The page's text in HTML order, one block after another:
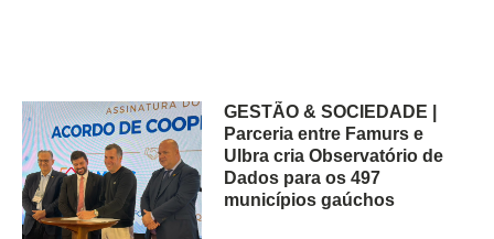
GESTÃO & SOCIEDADE |
Parceria entre Famurs e
Ulbra cria Observatório de
Dados para os 497
municípios gaúchos